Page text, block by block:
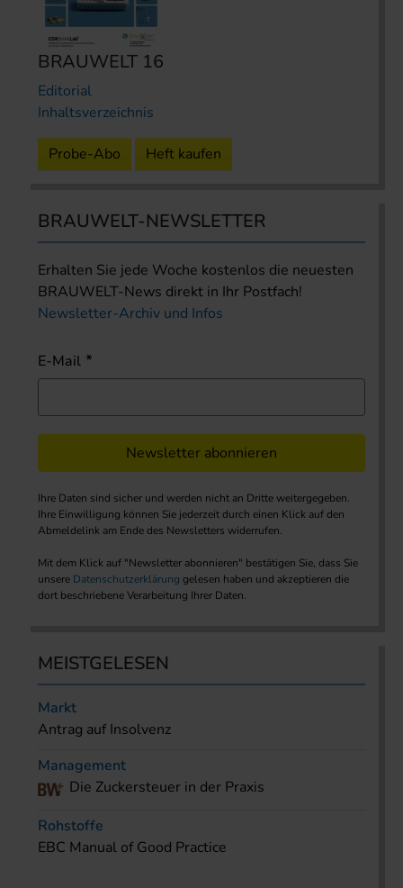
BRAUWELT 16
Editorial
Inhaltsverzeichnis
Probe-Abo Heft kaufen
BRAUWELT-NEWSLETTER
Erhalten Sie jede Woche kostenlos die neuesten
BRAUWELT-News direkt in Ihr Postfach!
Newsletter-Archiv und Infos
E-Mail
Newsletter abonnieren
Ihre Daten sind sicher und werden nicht an Dritte weitergegeben.
Ihre Einwilligung können Sie jederzeit durch einen Klick auf den
Abmeldelink am Ende des Newsletters widerrufen.
Mit dem Klick auf "Newsletter abonnieren" bestätigen Sie, dass Sie
unsere Datenschutzerklärung gelesen haben und akzeptieren die
dort beschriebene Verarbeitung Ihrer Daten.
MEISTGELESEN
Markt
Antrag auf Insolvenz
Management
Die Zuckersteuer in der Praxis
Rohstoffe
EBC Manual of Good Practice